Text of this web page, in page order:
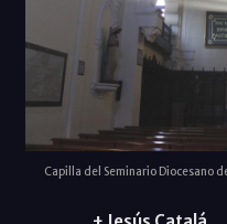
Capilla del Seminario Diocesano